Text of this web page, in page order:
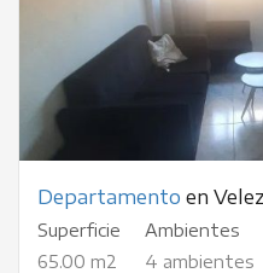
Departamento en Velez
Superficie
65.00 m2
Ambientes
4 ambientes